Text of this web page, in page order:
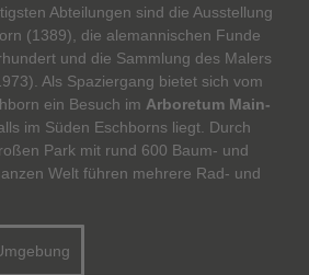
Abteilungen sind die Ausstellung
(1389), die alemannischen Funde
und die Sammlung des Malers
Als Spaziergang bietet sich vom
ein Besuch im Arboretum Main-
im Süden Eschborns liegt. Durch
Park mit rund 600 Baum- und
Welt führen mehrere Rad- und